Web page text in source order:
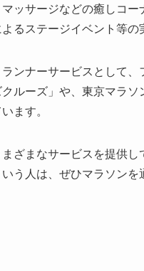
ッサージなどの癒しコ
るステージイベント等の
ンナーサービスとして
ルーズ」や、東京マラ
ます。
ざまなサービスを提供
う人は、ぜひマラソン